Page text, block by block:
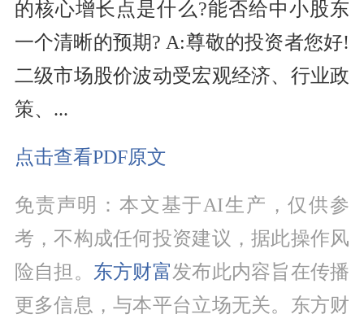
的核心增长点是什么?能否给中小股东
一个清晰的预期? A:尊敬的投资者您好!
二级市场股价波动受宏观经济、行业政
策、...
点击查看PDF原文
免责声明：本文基于AI生产，仅供参
考，不构成任何投资建议，据此操作风
险自担。 东方财富发布此内容旨在传播
更多信息，与本平台立场无关。东方财